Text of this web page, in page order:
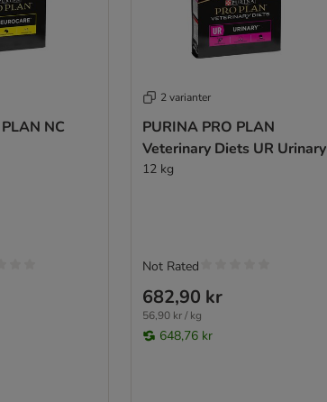
NC
2 varianter
PURINA PRO PLAN
Veterinary Diets UR Urinary
12 kg
682,90 kr
56,90 kr / kg
648,76 kr
Not Rated